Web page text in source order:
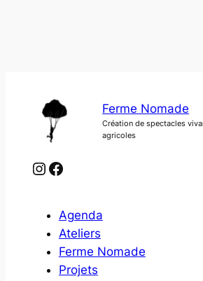
Ferme Nomade
Création de spectacles
agricoles
Instagram Facebook
Agenda
Ateliers
Ferme Nomade
Projets